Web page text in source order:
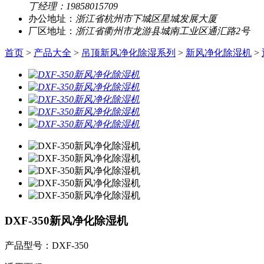
丁经理：19858015709
办公地址： 浙江省杭州市下城区星城发展大厦
厂区地址： 浙江省衢州市龙游县城南工业区通汇路2号
首页 > 产品大全 > 吊顶新风净化除湿系列 > 新风净化除湿机 >
DXF-350新风净化除湿机
产品型号：DXF-350